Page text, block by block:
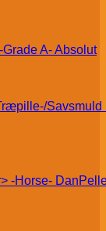
Absolut